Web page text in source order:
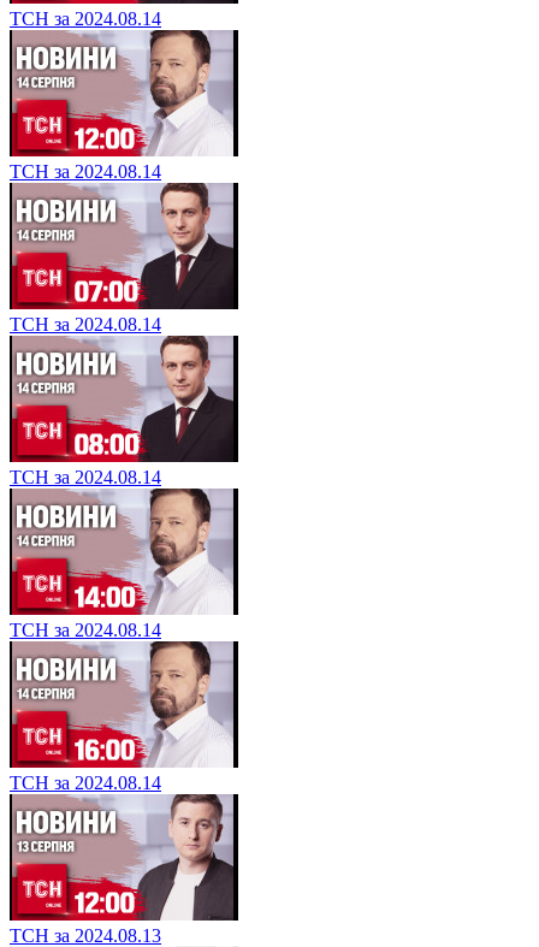
ТСН за 2024.08.14
ТСН за 2024.08.14
ТСН за 2024.08.14
ТСН за 2024.08.14
ТСН за 2024.08.14
ТСН за 2024.08.14
ТСН за 2024.08.13